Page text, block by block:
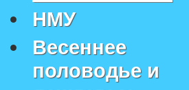
НМУ
Весеннее
половодье и